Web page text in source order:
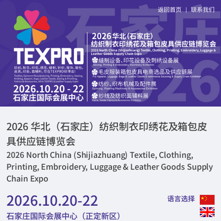
返回首页 | 联系我们
2026 华北（石家庄）纺织制衣印绣花及箱包皮
具供应链博览会
2026 North China (Shijiazhuang) Textile, Clothing,
Printing, Embroidery, Luggage & Leather Goods Supply
Chain Expo
2026.10.20-22
石家庄国际会展中心（正定新区）
语言选择